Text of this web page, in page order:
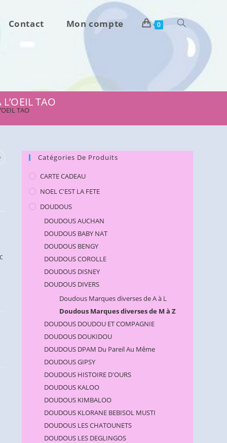
Contact Mon compte 0 Toggle
TAO
TAO
Catégories De Produits
CARTE CADEAU
NOEL C'EST LA FETE
DOUDOUS
DOUDOUS AUCHAN
DOUDOUS BABY NAT
DOUDOUS BENGY
DOUDOUS COROLLE
DOUDOUS DISNEY
DOUDOUS DIVERS
Doudous Marques diverses de A à L
Doudous Marques diverses de M à Z
DOUDOUS DOUDOU ET COMPAGNIE
DOUDOUS DOUKIDOU
DOUDOUS DPAM Du Pareil Au Même
DOUDOUS GIPSY
DOUDOUS HISTOIRE D'OURS
DOUDOUS KALOO
DOUDOUS KIMBALOO
DOUDOUS KLORANE BEBISOL MUSTI
DOUDOUS LES CHATOUNETS
DOUDOUS LES DEGLINGOS